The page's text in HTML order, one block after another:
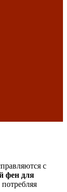
с
фен для